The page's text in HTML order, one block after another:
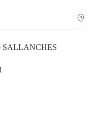
SALLANCHES